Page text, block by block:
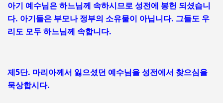
아기 예수님은 하느님께 속하시므로 성전에 봉헌 되셨습니
다. 아기들은 부모나 정부의 소유물이 아닙니다. 그들도 우
리도 모두 하느님께 속합니다.
제5단. 마리아께서 잃으셨던 예수님을 성전에서 찾으심을
묵상합시다.